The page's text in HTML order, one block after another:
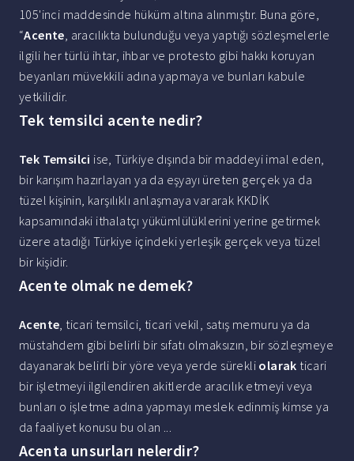
105'inci maddesinde hüküm altına alınmıştır. Buna göre,
“Acente, aracılıkta bulunduğu veya yaptığı sözleşmelerle
ilgili her türlü ihtar, ihbar ve protesto gibi hakkı koruyan
beyanları müvekkili adına yapmaya ve bunları kabule
yetkilidir.
Tek temsilci acente nedir?
Tek Temsilci ise, Türkiye dışında bir maddeyi imal eden,
bir karışım hazırlayan ya da eşyayı üreten gerçek ya da
tüzel kişinin, karşılıklı anlaşmaya vararak KKDİK
kapsamındaki ithalatçı yükümlülüklerini yerine getirmek
üzere atadığı Türkiye içindeki yerleşik gerçek veya tüzel
bir kişidir.
Acente olmak ne demek?
Acente, ticari temsilci, ticari vekil, satış memuru ya da
müstahdem gibi belirli bir sıfatı olmaksızın, bir sözleşmeye
dayanarak belirli bir yöre veya yerde sürekli olarak ticari
bir işletmeyi ilgilendiren akitlerde aracılık etmeyi veya
bunları o işletme adına yapmayı meslek edinmiş kimse ya
da faaliyet konusu bu olan ...
Acenta unsurları nelerdir?